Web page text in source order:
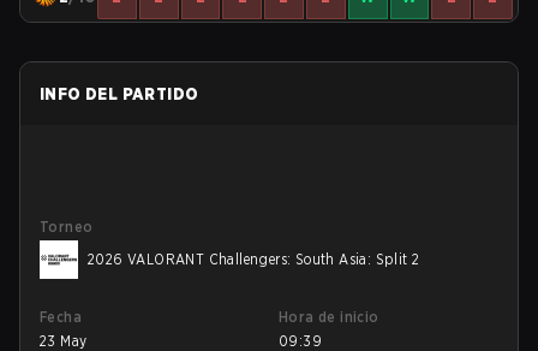
INFO DEL PARTIDO
Torneo
2026 VALORANT Challengers: South Asia: Split 2
Fecha
23 May
Hora de inicio
09:39